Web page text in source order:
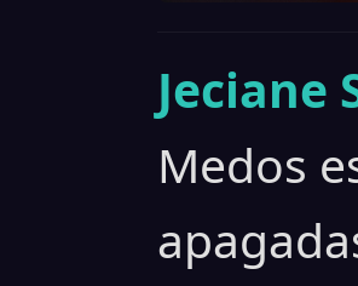
Jeciane
Medos